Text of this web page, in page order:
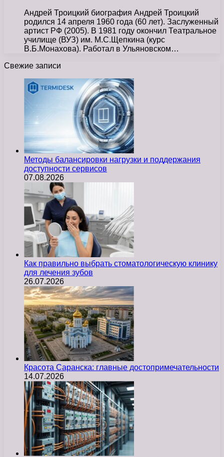
Андрей Троицкий биография Андрей Троицкий
родился 14 апреля 1960 года (60 лет). Заслуженный
артист РФ (2005). В 1981 году окончил Театральное
училище (ВУЗ) им. М.С.Щепкина (курс
В.Б.Монахова). Работал в Ульяновском…
Свежие записи
Методы балансировки нагрузки и поддержания
доступности сервисов
07.08.2026
Как правильно выбрать стоматологическую клинику
для лечения зубов
26.07.2026
Красота Саранска: главные достопримечательности
14.07.2026